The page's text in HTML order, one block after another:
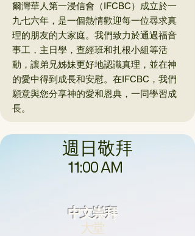
爾灣華人第一浸信會（IFCBC）成立於一
九七六年，是一個熱情歡迎每一位尋求真
理的朋友的大家庭。我們致力於通過福音
事工，主日學，查經班和扎根小組等活
動，讓弟兄姊妹更好地認識真理，並在神
的愛中得到成長和安慰。在IFCBC，我們
願意與您分享神的愛和恩典，一同學習成
長。
週日敬拜
11:00 AM
中文崇拜
大堂